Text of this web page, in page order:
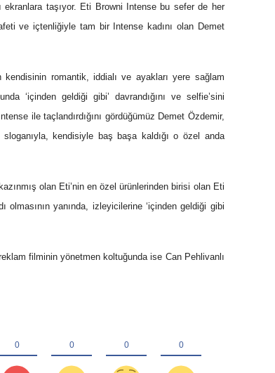
taşıyor. Eti Browni Intense bu sefer de her
ve içtenliğiyle tam bir Intense kadını olan Demet
romantik, iddialı ve ayakları yere sağlam
‘içinden geldiği gibi’ davrandığını ve selfie’sini
ile taçlandırdığını gördüğümüz Demet Özdemir,
kendisiyle baş başa kaldığı o özel anda
olan Eti’nin en özel ürünlerinden birisi olan Eti
olmasının yanında, izleyicilerine ‘içinden geldiği gibi
filminin yönetmen koltuğunda ise Can Pehlivanlı